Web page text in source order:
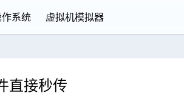
系统 虚拟机模拟器
直接秒传